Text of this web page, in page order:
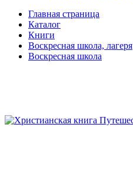
Главная страница
Каталог
Книги
Воскресная школа, лагеря
Воскресная школа